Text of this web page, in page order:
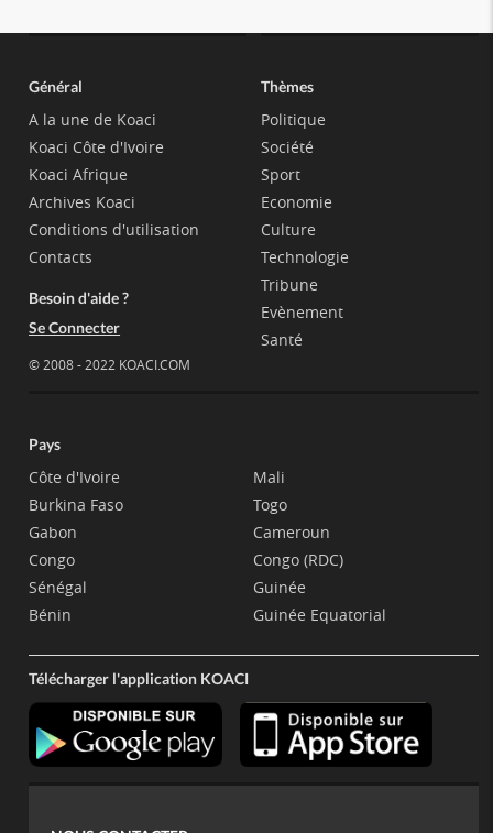
Général
A la une de Koaci
Koaci Côte d'Ivoire
Koaci Afrique
Archives Koaci
Conditions d'utilisation
Contacts
Besoin d'aide ?
Se Connecter
© 2008 - 2022 KOACI.COM
Thèmes
Politique
Société
Sport
Economie
Culture
Technologie
Tribune
Evènement
Santé
Pays
Côte d'Ivoire
Burkina Faso
Gabon
Congo
Sénégal
Bénin
Mali
Togo
Cameroun
Congo (RDC)
Guinée
Guinée Equatorial
Télécharger l'application KOACI